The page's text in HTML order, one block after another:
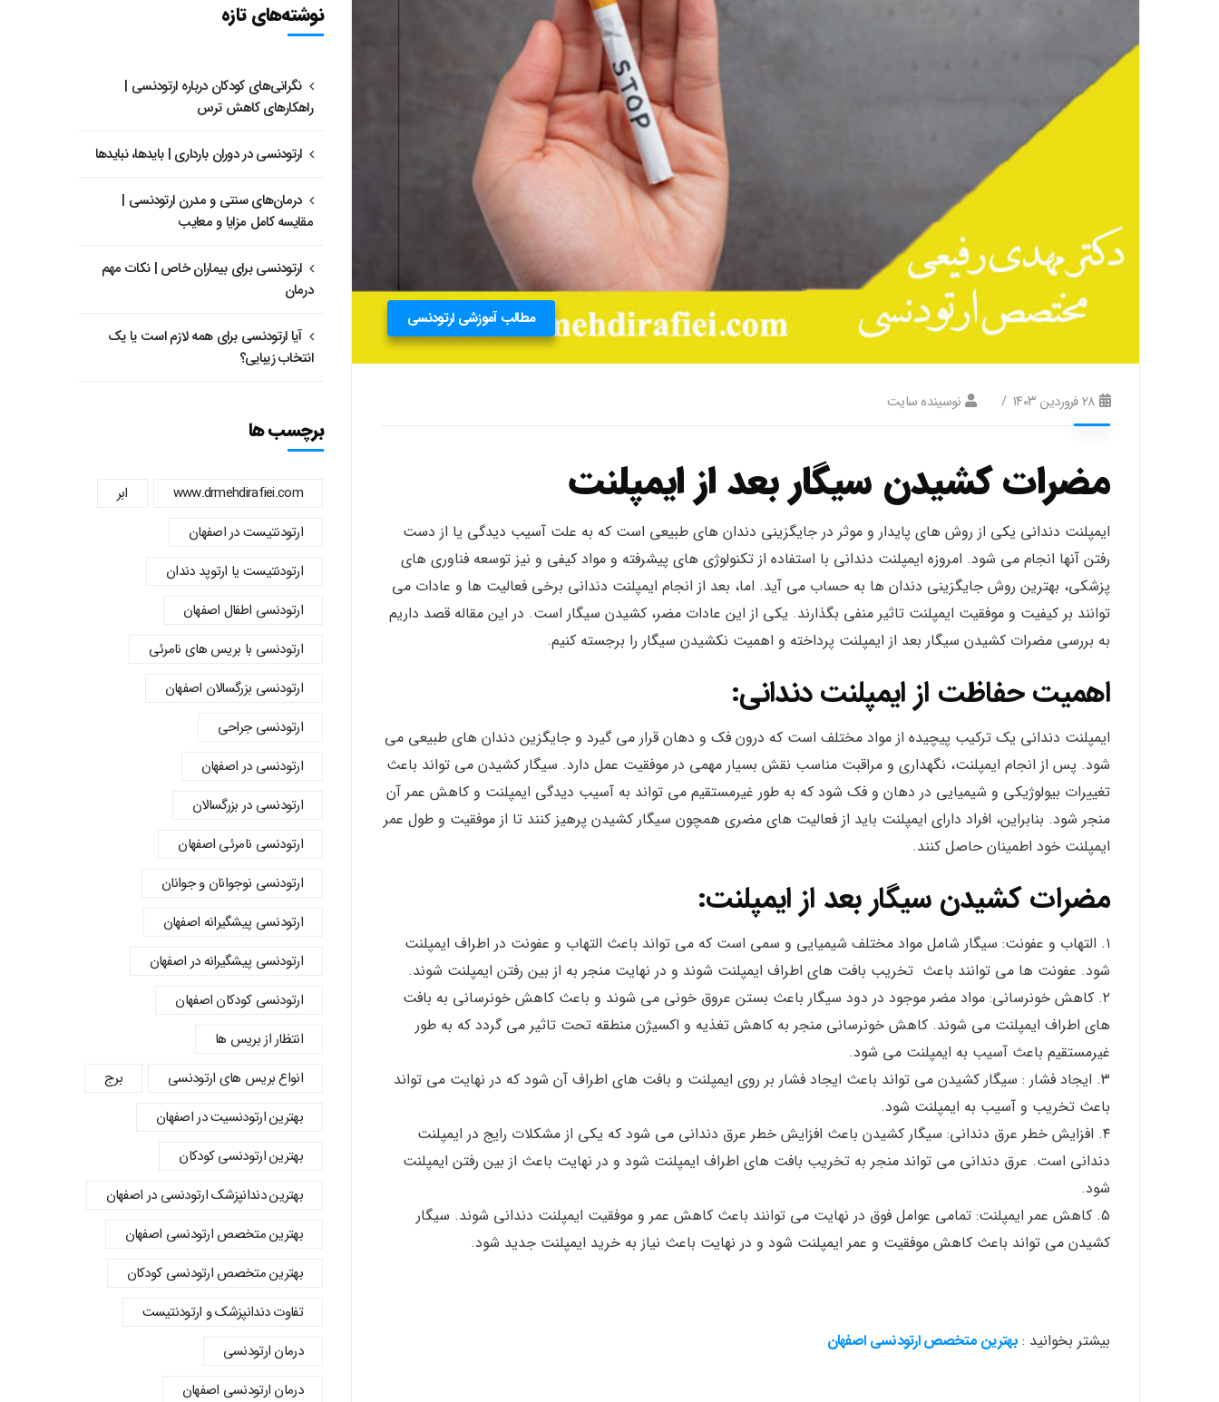
مطالب آموزشی ارتودنسی
۲۸ فروردین ۱۴۰۳ نوسینده سایت
مضرات کشیدن سیگار بعد از ایمپلنت
ایمپلنت دندانی یکی از روش های پایدار و موثر در جایگزینی دندان های طبیعی است که به علت آسیب دیدگی یا از دست
رفتن آنها انجام می شود. امروزه ایمپلنت دندانی با استفاده از تکنولوژی های پیشرفته و مواد کیفی و نیز توسعه فناوری های
پزشکی، بهترین روش جایگزینی دندان ها به حساب می آید. اما، بعد از انجام ایمپلنت دندانی برخی فعالیت ها و عادات می
توانند بر کیفیت و موفقیت ایمپلنت تاثیر منفی بگذارند. یکی از این عادات مضر، کشیدن سیگار است. در این مقاله قصد داریم
به بررسی مضرات کشیدن سیگار بعد از ایمپلنت پرداخته و اهمیت نکشیدن سیگار را برجسته کنیم.
اهمیت حفاظت از ایمپلنت دندانی:
ایمپلنت دندانی یک ترکیب پیچیده از مواد مختلف است که درون فک و دهان قرار می گیرد و جایگزین دندان های طبیعی می
شود. پس از انجام ایمپلنت، نگهداری و مراقبت مناسب نقش بسیار مهمی در موفقیت عمل دارد. سیگار کشیدن می تواند باعث
تغییرات بیولوژیکی و شیمیایی در دهان و فک شود که به طور غیرمستقیم می تواند به آسیب دیدگی ایمپلنت و کاهش عمر آن
منجر شود. بنابراین، افراد دارای ایمپلنت باید از فعالیت های مضری همچون سیگار کشیدن پرهیز کنند تا از موفقیت و طول عمر
ایمپلنت خود اطمینان حاصل کنند.
مضرات کشیدن سیگار بعد از ایمپلنت:
۱. التهاب و عفونت: سیگار شامل مواد مختلف شیمیایی و سمی است که می تواند باعث التهاب و عفونت در اطراف ایمپلنت
شود. عفونت ها می توانند باعث تخریب بافت های اطراف ایمپلنت شوند و در نهایت منجر به از بین رفتن ایمپلنت شوند.
۲. کاهش خونرسانی: مواد مضر موجود در دود سیگار باعث بستن عروق خونی می شوند و باعث کاهش خونرسانی به بافت
های اطراف ایمپلنت می شوند. کاهش خونرسانی منجر به کاهش تغذیه و اکسیژن منطقه تحت تاثیر می گردد که به طور
غیرمستقیم باعث آسیب به ایمپلنت می شود.
۳. ایجاد فشار : سیگار کشیدن می تواند باعث ایجاد فشار بر روی ایمپلنت و بافت های اطراف آن شود که در نهایت می تواند
باعث تخریب و آسیب به ایمپلنت شود.
۴. افزایش خطر عرق دندانی: سیگار کشیدن باعث افزایش خطر عرق دندانی می شود که یکی از مشکلات رایج در ایمپلنت
دندانی است. عرق دندانی می تواند منجر به تخریب بافت های اطراف ایمپلنت شود و در نهایت باعث از بین رفتن ایمپلنت
شود.
۵. کاهش عمر ایمپلنت: تمامی عوامل فوق در نهایت می توانند باعث کاهش عمر و موفقیت ایمپلنت دندانی شوند. سیگار
کشیدن می تواند باعث کاهش موفقیت و عمر ایمپلنت شود و در نهایت باعث نیاز به خرید ایمپلنت جدید شود.
بیشتر بخوانید : بهترین متخصص ارتودنسی اصفهان
نوشته‌های تازه
نگرانی‌های کودکان درباره ارتودنسی |
راهکارهای کاهش ترس
ارتودنسی در دوران بارداری | بایدها، نبایدها
درمان‌های سنتی و مدرن ارتودنسی |
مقایسه کامل مزایا و معایب
ارتودنسی برای بیماران خاص | نکات مهم
درمان
آیا ارتودنسی برای همه لازم است یا یک
انتخاب زیبایی؟
برچسب ها
www.drmehdirafiei.com
ابر
ارتودنتیست در اصفهان
ارتودنتیست یا ارتوپد دندان
ارتودنسي اطفال اصفهان
ارتودنسی با بریس های نامرئی
ارتودنسی بزرگسالان اصفهان
ارتودنسی جراحی
ارتودنسی در اصفهان
ارتودنسی در بزرگسالان
ارتودنسی نامرئی اصفهان
ارتودنسی نوجوانان و جوانان
ارتودنسی پیشگیرانه اصفهان
ارتودنسی پیشگیرانه در اصفهان
ارتودنسی کودکان اصفهان
انتظار از بریس ها
انواع بریس های ارتودنسی
برج
بهترین ارتودنسیت در اصفهان
بهترین ارتودنسی کودکان
بهترین دندانپزشک ارتودنسی در اصفهان
بهترین متخصص ارتودنسی اصفهان
بهترین متخصص ارتودنسی کودکان
تفاوت دندانپزشک و ارتودنتیست
درمان ارتودنسی
درمان ارتودنسی اصفهان